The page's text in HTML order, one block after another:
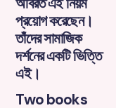
প্রয়োগ করেছেন।
তাঁদের সামাজিক
দর্শনের একটি ভিত্তি
এই।
Two books